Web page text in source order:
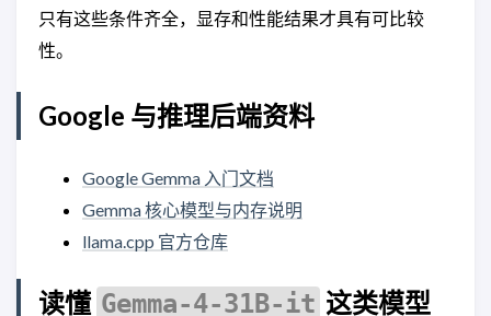
只有这些条件齐全，显存和性能结果才具有可比较
性。
Google 与推理后端资料
Google Gemma 入门文档
Gemma 核心模型与内存说明
llama.cpp 官方仓库
读懂 Gemma-4-31B-it 这类模型